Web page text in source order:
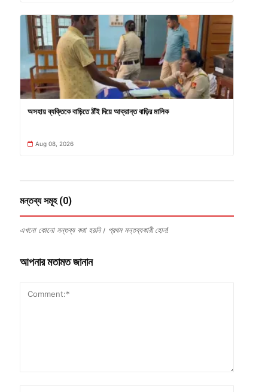
অসহায় ব্যক্তিকে বাড়িতে ঠাঁই দিয়ে আক্রান্ত বাড়ির মালিক
Aug 08, 2026
মন্তব্য সমূহ (0)
এখনো কোনো মন্তব্য করা হয়নি। প্রথম মন্তব্যকারী হোন!
আপনার মতামত জানান